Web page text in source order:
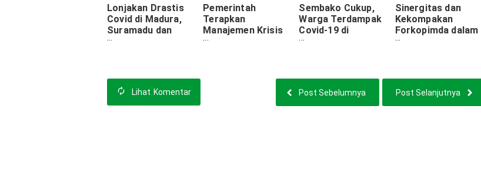
Lonjakan Drastis
Covid di Madura,
Suramadu dan
Kamal Disekat.
Pemerintah
Terapkan
Manajemen Krisis
Atasi Lonjakan
Sembako Cukup,
Warga Terdampak
Covid-19 di
Arosbaya Butuh
Sinergitas dan
Kekompakan
Forkopimda dalam
menghadapi Covid-
Lihat Komentar Post Selanjutnya
Post Sebelumnya